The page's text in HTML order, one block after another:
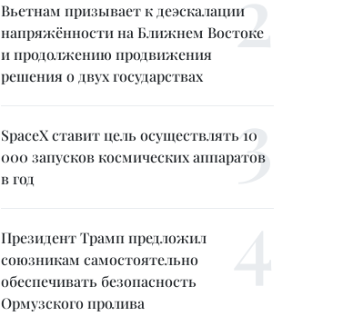
Вьетнам призывает к деэскалации
напряжённости на Ближнем Востоке
и продолжению продвижения
решения о двух государствах
SpaceX ставит цель осуществлять 10
000 запусков космических аппаратов
в год
Президент Трамп предложил
союзникам самостоятельно
обеспечивать безопасность
Ормузского пролива